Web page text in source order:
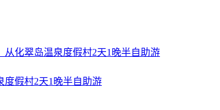
度假村2天1晚半自助游